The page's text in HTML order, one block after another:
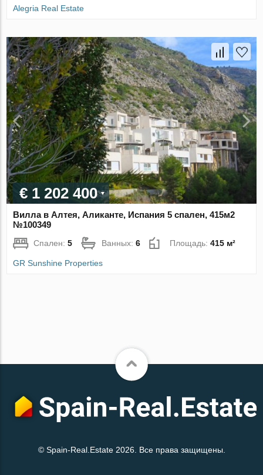
Alegria Real Estate
€ 1 202 400
Вилла в Алтея, Аликанте, Испания 5 спален, 415м2
№100349
Спален:5 Ванных:6 Площадь:415 м²
GR Sunshine Properties
© Spain-Real.Estate 2026. Все права защищены.